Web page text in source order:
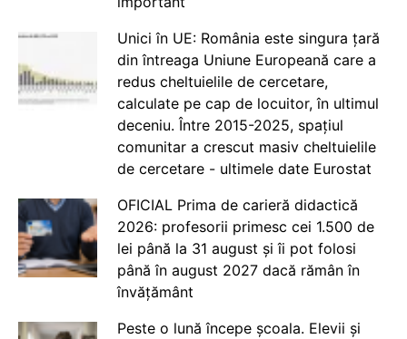
Unici în UE: România este singura țară
din întreaga Uniune Europeană care a
redus cheltuielile de cercetare,
calculate pe cap de locuitor, în ultimul
deceniu. Între 2015-2025, spațiul
comunitar a crescut masiv cheltuielile
de cercetare - ultimele date Eurostat
OFICIAL Prima de carieră didactică
2026: profesorii primesc cei 1.500 de
lei până la 31 august și îi pot folosi
până în august 2027 dacă rămân în
învățământ
Peste o lună începe școala. Elevii și